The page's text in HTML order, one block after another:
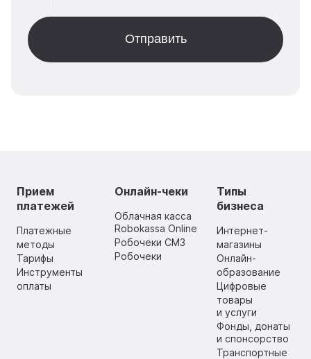
Прием
платежей
Платежные
методы
Тарифы
Инструменты
оплаты
Онлайн-чеки
Облачная касса
Robokassa Online
Робочеки СМЗ
Робочеки
Типы
бизнеса
Интернет-
магазины
Онлайн-
образование
Цифровые
товары
и услуги
Фонды, донаты
и спонсорство
Транспортные